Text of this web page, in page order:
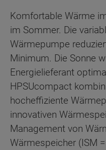
Komfortable Wärme
im Sommer. Die
Wärmepumpe
Minimum. Die Sonne
Energielieferant
HPSUcompact
hocheffiziente
innovativen
Management von
Wärmespeicher (ISM